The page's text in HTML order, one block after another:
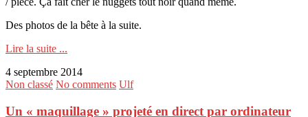
Des photos de la bête à la suite.
Lire la suite ...
4 septembre 2014
Non classé No comments Ulf
Un « maquillage » projeté en direct par ordinateur